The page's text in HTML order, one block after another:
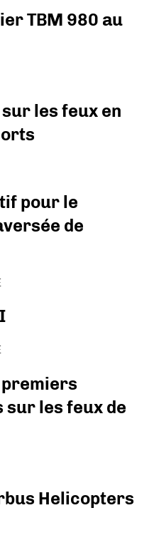
TBM 980 au
les feux en
pour le
de
premiers
les feux de
Helicopters